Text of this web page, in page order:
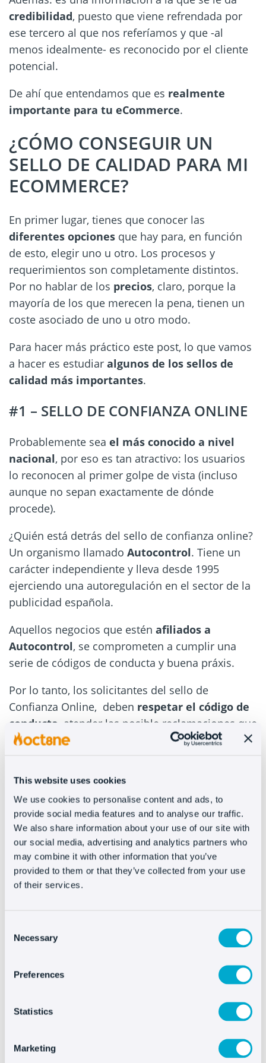
This website uses cookies
We use cookies to personalise content and ads, to
provide social media features and to analyse our traffic.
We also share information about your use of our site with
our social media, advertising and analytics partners who
may combine it with other information that you’ve
provided to them or that they’ve collected from your use
of their services.
Selection
Necessary
Preferences
Statistics
Marketing
credibilidad, puesto que viene refrendada por
ese tercero al que nos referíamos y que -al
menos idealmente- es reconocido por el cliente
potencial.
De ahí que entendamos que es realmente
importante para tu eCommerce.
¿CÓMO CONSEGUIR UN
SELLO DE CALIDAD PARA MI
ECOMMERCE?
En primer lugar, tienes que conocer las
diferentes opciones que hay para, en función
de esto, elegir uno u otro. Los procesos y
requerimientos son completamente distintos.
Por no hablar de los precios, claro, porque la
mayoría de los que merecen la pena, tienen un
coste asociado de uno u otro modo.
Para hacer más práctico este post, lo que vamos
a hacer es estudiar algunos de los sellos de
calidad más importantes.
#1 – SELLO DE CONFIANZA ONLINE
Probablemente sea el más conocido a nivel
nacional, por eso es tan atractivo: los usuarios
lo reconocen al primer golpe de vista (incluso
aunque no sepan exactamente de dónde
procede).
¿Quién está detrás del sello de confianza online?
Un organismo llamado Autocontrol. Tiene un
carácter independiente y lleva desde 1995
ejerciendo una autoregulación en el sector de la
publicidad española.
Aquellos negocios que estén afiliados a
Autocontrol, se comprometen a cumplir una
serie de códigos de conducta y buena práxis.
Por lo tanto, los solicitantes del sello de
Confianza Online, deben respetar el código de
conducta , atender las posible reclamaciones que
pudieran producirse y dar cumplimiento a las
(órgano gestionado por la misma entidad)
…y apagar la cuota de afiliado.
Técnicamente el sello de Confianza Onlineno
tiene coste adicional, pero implica estar al
corriente de pago de nuestra cuota y eso oscila
desde los 405€ a los más de 17.600€. El cálculo
A cambio obtendremos el derecho para hacer
comunicaciones y, no solo eso, como está
Ecommerce Europe,
también dispondremos del
cuando
vendamos productos orientados al mercado
europeo.